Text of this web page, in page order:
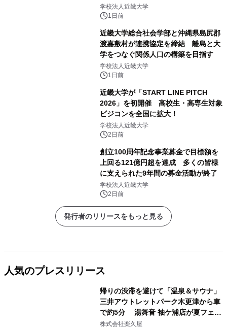
します パークでしか味わえない期間
限定スイーツを楽しんで♪
学校法人近畿大学
1日前
近畿大学総合社会学部と沖縄県島尻郡
渡嘉敷村が連携協定を締結 離島と大
学をつなぐ関係人口の構築を目指す
学校法人近畿大学
1日前
近畿大学が「START LINE PITCH
2026」を初開催 高校生・高専生対象
ビジコンを全国に拡大！
学校法人近畿大学
2日前
創立100周年記念事業募金で目標額を
上回る121億円超を達成 多くの皆様
に支えられた9年間の募金活動が終了
学校法人近畿大学
2日前
発行者のリリースをもっと見る
人気のプレスリリース
帰りの渋滞を避けて「温泉＆サウナ」
三井アウトレットパーク木更津から車
で約5分 湯舞音 袖ケ浦店が夏フェア
メニューを提供
株式会社楽久屋